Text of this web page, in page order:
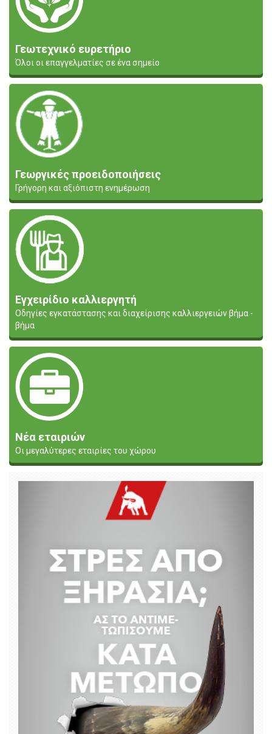
Γεωτεχνικό ευρετήριο
Όλοι οι επαγγελματίες σε ένα σημείο
Γεωργικές προειδοποιήσεις
Γρήγορη και αξιόπιστη ενημέρωση
Εγχειρίδιο καλλιεργητή
Οδηγίες εγκατάστασης και διαχείρισης καλλιεργειών βήμα -
βήμα
Νέα εταιριών
Οι μεγαλύτερες εταιρίες του χώρου